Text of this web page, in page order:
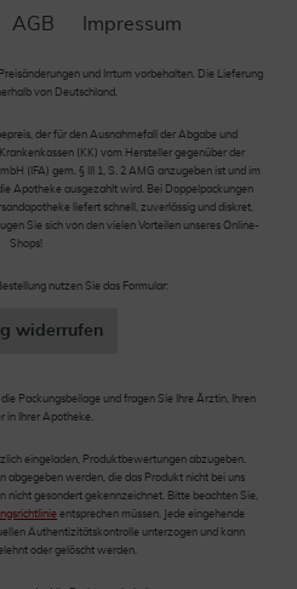
AGB Impressum
und Irrtum vorbehalten. Die Lieferung
von Deutschland.
der für den Ausnahmefall der Abgabe und
(KK) vom Hersteller gegenüber der
(IFA) gem. § III 1, S. 2 AMG anzugeben ist und im
Apotheke ausgezahlt wird. Bei Doppelpackungen
liefert schnell, zuverlässig und diskret.
Sie sich von den vielen Vorteilen unseres Online-
Shops!
nutzen Sie das Formular:
widerrufen
Packungsbeilage und fragen Sie Ihre Ärztin, Ihren
in Ihrer Apotheke.
eingeladen, Produktbewertungen abzugeben.
abgegeben werden, die das Produkt nicht bei uns
gesondert gekennzeichnet. Bitte beachten Sie,
entsprechen müssen. Jede eingehende
Authentizitätskontrolle unterzogen und kann
oder gelöscht werden.